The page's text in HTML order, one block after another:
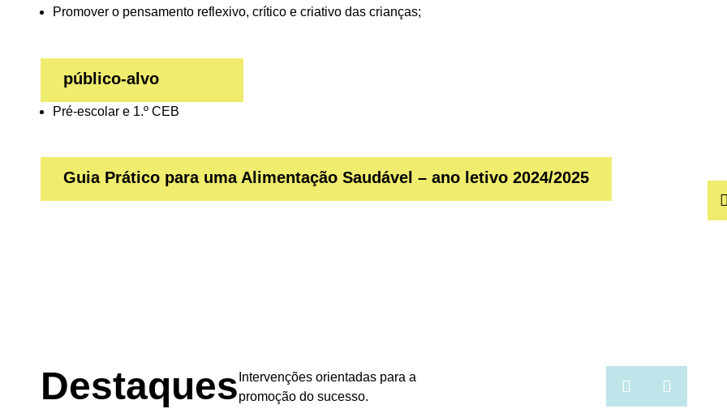
Promover o pensamento reflexivo, crítico e criativo das crianças;
público-alvo
Pré-escolar e 1.º CEB
Guia Prático para uma Alimentação Saudável – ano letivo 2024/2025
Destaques Intervenções orientadas para a
promoção do sucesso.